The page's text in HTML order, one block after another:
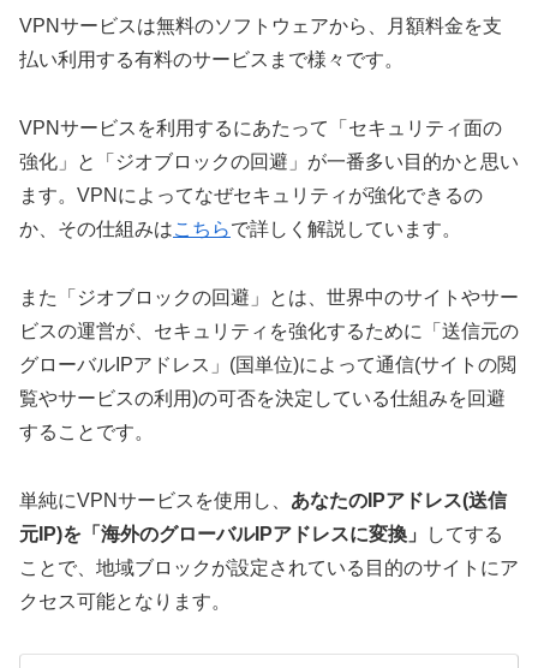
VPNサービスは無料のソフトウェアから、月額料金を支
払い利用する有料のサービスまで様々です。
VPNサービスを利用するにあたって「セキュリティ面の
強化」と「ジオブロックの回避」が一番多い目的かと思い
ます。VPNによってなぜセキュリティが強化できるの
か、その仕組みはこちらで詳しく解説しています。
また「ジオブロックの回避」とは、世界中のサイトやサー
ビスの運営が、セキュリティを強化するために「送信元の
グローバルIPアドレス」(国単位)によって通信(サイトの閲
覧やサービスの利用)の可否を決定している仕組みを回避
することです。
単純にVPNサービスを使用し、 あなたのIPアドレス(送信
元IP)を「海外のグローバルIPアドレスに変換」
してする
ことで、地域ブロックが設定されている目的のサイトにア
クセス可能となります。